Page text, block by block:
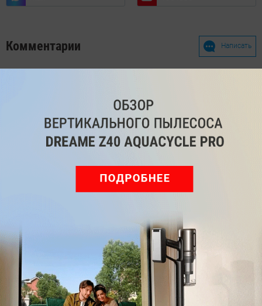
Комментарии Написать
Мы знаем, вам есть что сказать!
Войдите илиЗарегистрируйтесь, чтобы
оставить комментарий